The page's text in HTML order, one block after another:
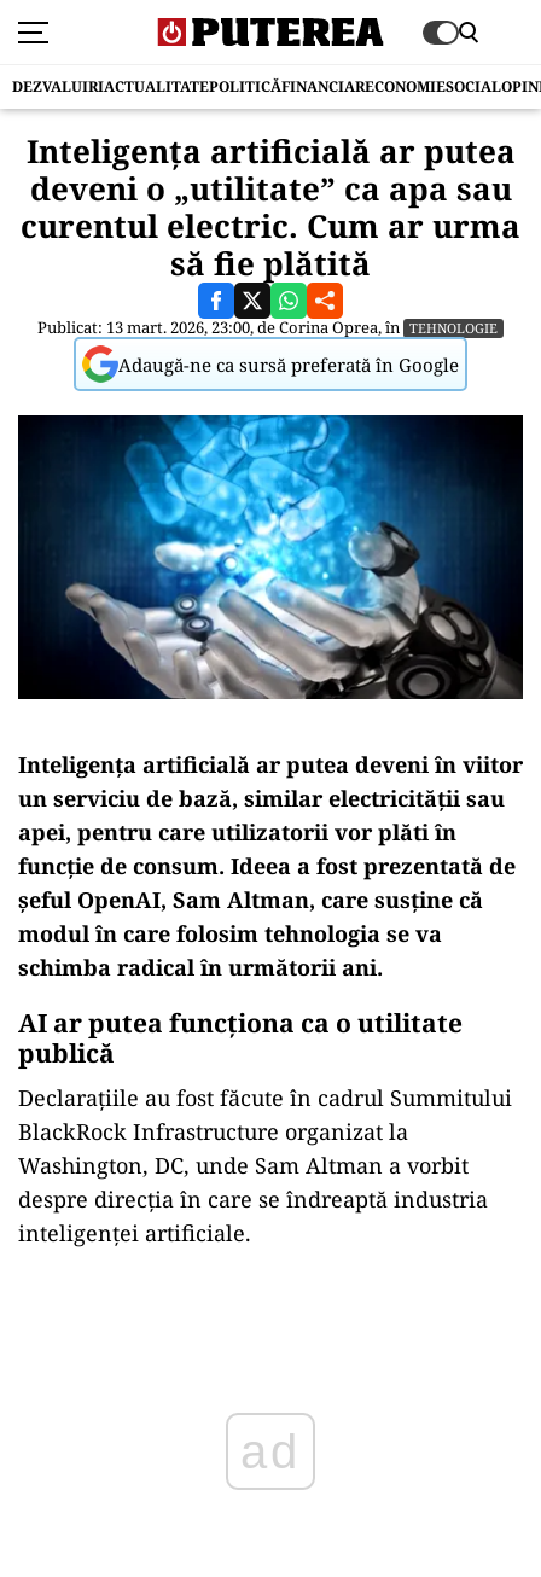
DEZVALUIRIACTUALITATEPOLITICĂFINANCIARECONOMIESOCIAL
Inteligența artificială ar putea
deveni o „utilitate” ca apa sau
curentul electric. Cum ar urma
să fie plătită
Publicat: 13 mart. 2026, 23:00, deCorina Oprea, în TEHNOLOGIE
Adaugă-ne ca sursă preferată în Google
Inteligența artificială ar putea deveni în viitor
un serviciu de bază, similar electricității sau
apei, pentru care utilizatorii vor plăti în
funcție de consum. Ideea a fost prezentată de
șeful OpenAI, Sam Altman, care susține că
modul în care folosim tehnologia se va
schimba radical în următorii ani.
AI ar putea funcționa ca o utilitate
publică
Declarațiile au fost făcute în cadrul Summitului
BlackRock Infrastructure organizat la
Washington, DC, unde Sam Altman a vorbit
despre direcția în care se îndreaptă industria
inteligenței artificiale.